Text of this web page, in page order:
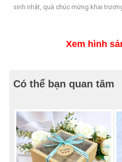
sinh nhật, quà chúc mừng khai
Xem hình
Có thể bạn quan tâm